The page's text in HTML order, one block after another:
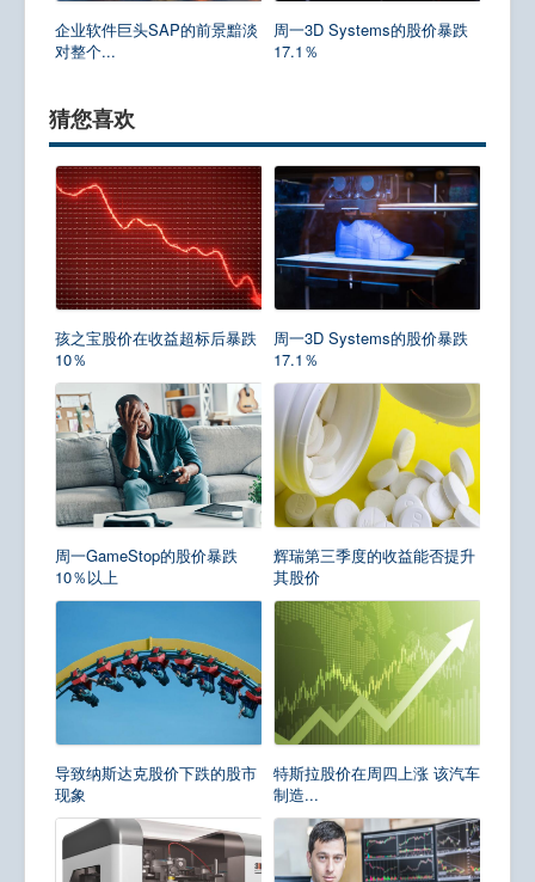
企业软件巨头SAP的前景黯淡
对整个...
周一3D Systems的股价暴跌
17.1％
猜您喜欢
孩之宝股价在收益超标后暴跌
10％
周一3D Systems的股价暴跌
17.1％
周一GameStop的股价暴跌
10％以上
辉瑞第三季度的收益能否提升
其股价
导致纳斯达克股价下跌的股市
现象
特斯拉股价在周四上涨 该汽车
制造...